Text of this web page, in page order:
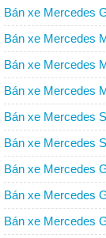
Bán xe Mercedes
Bán xe Mercedes
Bán xe Mercedes
Bán xe Mercedes
Bán xe Mercedes
Bán xe Mercedes
Bán xe Mercedes
Bán xe Mercedes
Bán xe Mercedes